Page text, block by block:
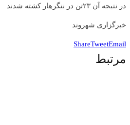
در نتیجه آن ۲۳تن در ننگرهار کشته شدند
خبرگزاری شهروند
ShareTweetEmail
مرتبط